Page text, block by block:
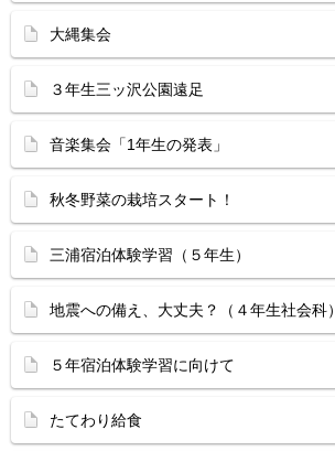
大縄集会
３年生三ッ沢公園遠足
音楽集会「1年生の発表」
秋冬野菜の栽培スタート！
三浦宿泊体験学習（５年生）
地震への備え、大丈夫？（４年生社会科）
５年宿泊体験学習に向けて
たてわり給食